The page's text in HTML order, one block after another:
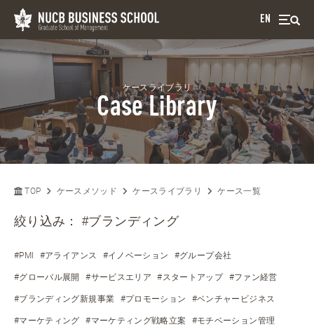
EN
ケースライブラリ
Case Library
TOP ケースメソッド ケースライブラリ ケース一覧
絞り込み：#ブランディング
#PMI #アライアンス #イノベーション #グループ会社
#グローバル展開 #サービスエリア #スタートアップ #ファン経営
#ブランディング新規事業 #プロモーション #ベンチャービジネス
#マーケティング #マーケティング戦略立案 #モチベーション管理